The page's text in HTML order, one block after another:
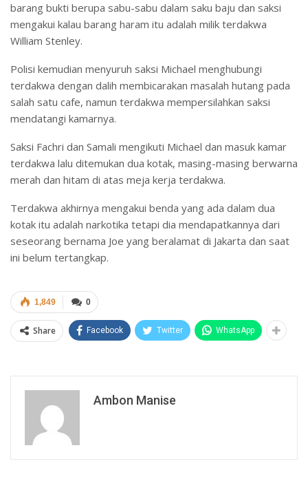
barang bukti berupa sabu-sabu dalam saku baju dan saksi
mengakui kalau barang haram itu adalah milik terdakwa
William Stenley.
Polisi kemudian menyuruh saksi Michael menghubungi
terdakwa dengan dalih membicarakan masalah hutang pada
salah satu cafe, namun terdakwa mempersilahkan saksi
mendatangi kamarnya.
Saksi Fachri dan Samali mengikuti Michael dan masuk kamar
terdakwa lalu ditemukan dua kotak, masing-masing berwarna
merah dan hitam di atas meja kerja terdakwa.
Terdakwa akhirnya mengakui benda yang ada dalam dua
kotak itu adalah narkotika tetapi dia mendapatkannya dari
seseorang bernama Joe yang beralamat di Jakarta dan saat
ini belum tertangkap.
0
1,849
Share Facebook Twitter WhatsApp
Ambon Manise